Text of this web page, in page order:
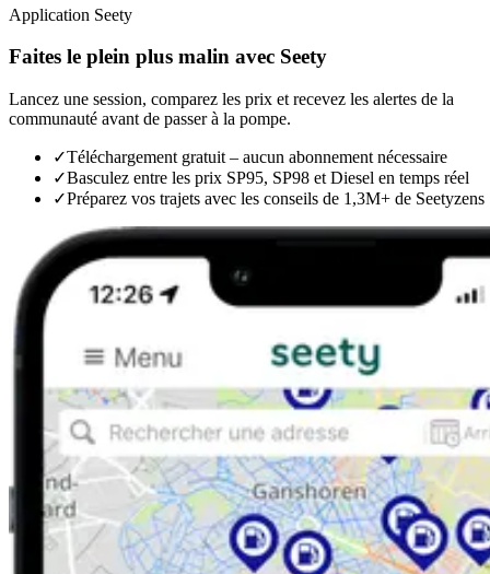
Application Seety
Faites le plein plus malin avec Seety
Lancez une session, comparez les prix et recevez les alertes de la
communauté avant de passer à la pompe.
✓Téléchargement gratuit – aucun abonnement nécessaire
✓Basculez entre les prix SP95, SP98 et Diesel en temps réel
✓Préparez vos trajets avec les conseils de 1,3M+ de Seetyzens